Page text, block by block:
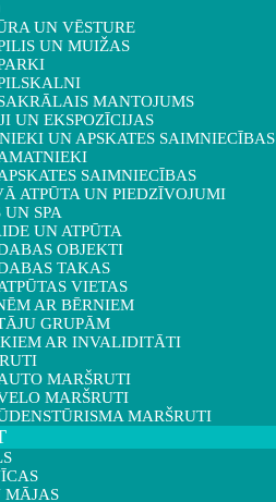
UN VĒSTURE
UN MUIŽAS
MANTOJUMS
UN EKSPOZĪCIJAS
UN APSKATES SAIMNIECĪBAS
SAIMNIECĪBAS
ATPŪTA UN PIEDZĪVOJUMI
UN SPA
UN ATPŪTA
OBJEKTI
TAKAS
VIETAS
AR BĒRNIEM
GRUPĀM
AR INVALIDITĀTI
MARŠRUTI
MARŠRUTI
MARŠRUTI
MĀJAS